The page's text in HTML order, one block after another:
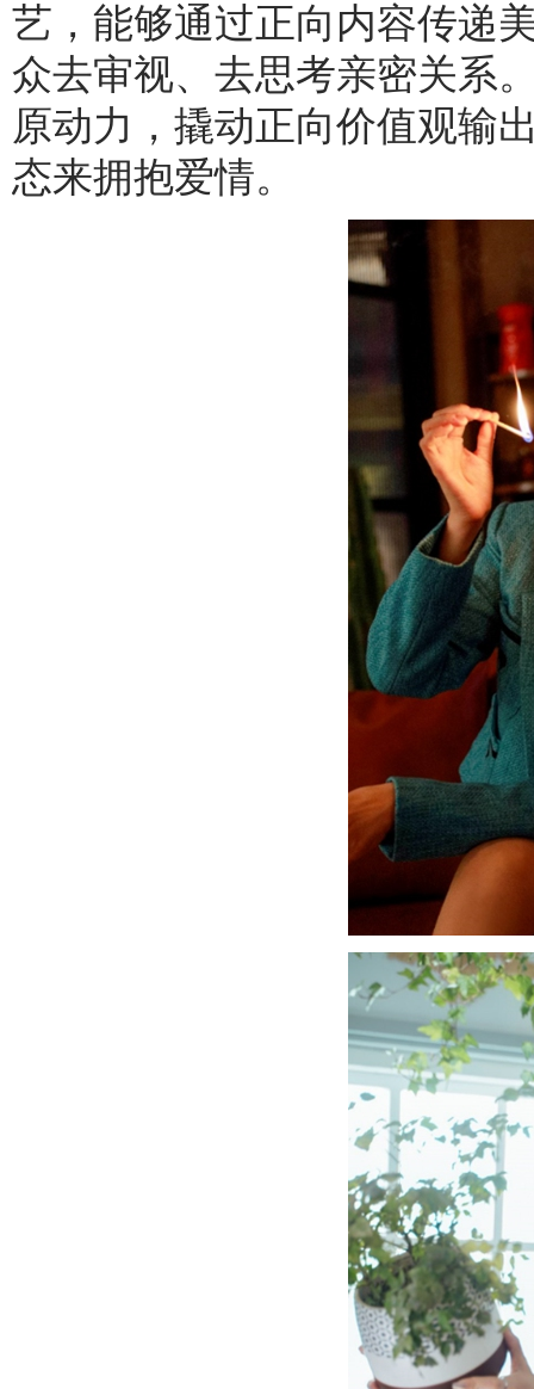
艺，能够通过正向内容传递
众去审视、去思考亲密关系
原动力，撬动正向价值观输
态来拥抱爱情。